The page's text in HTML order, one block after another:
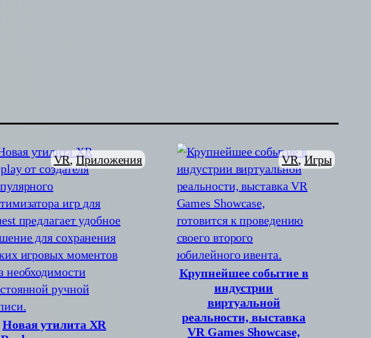
Новая утилита XR
VR, Приложения
Крупнейшее событие в
индустрии
виртуальной
реальности, выставка
VR Games Showcase,
VR, Игры